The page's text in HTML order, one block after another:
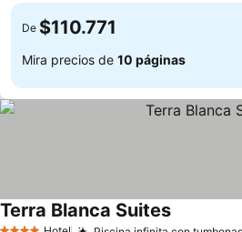
De $110.771
Mira precios de 10 páginas
Terra Blanca Suites